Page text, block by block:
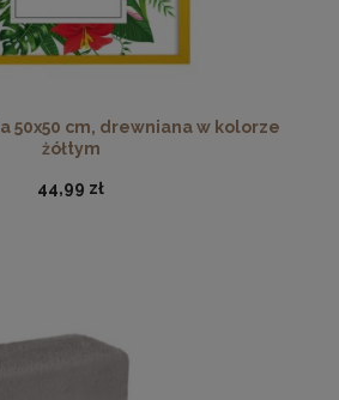
15,99 zł
DO KOSZYKA
50x50 cm, drewniana w kolorze
żółtym
44,99 zł